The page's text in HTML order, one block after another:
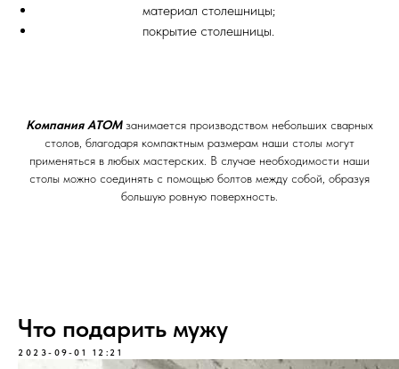
материал столешницы;
покрытие столешницы.
Компания АТОМзанимается производством небольших сварных
столов, благодаря компактным размерам наши столы могут
применяться в любых мастерских. В случае необходимости наши
столы можно соединять с помощью болтов между собой, образуя
большую ровную поверхность.
Что подарить мужу
2023-09-01 12:21